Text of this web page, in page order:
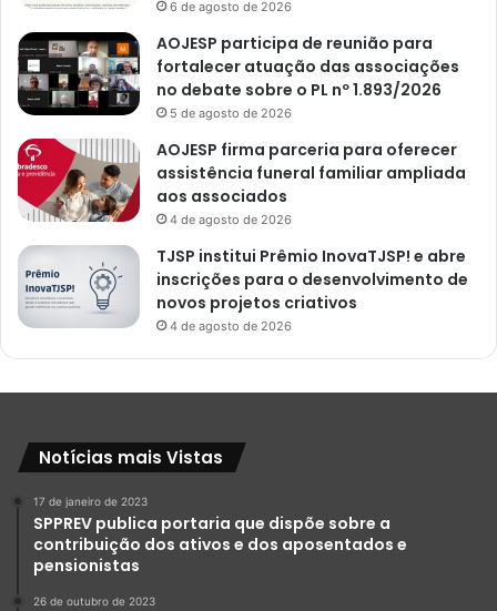
6 de agosto de 2026
AOJESP participa de reunião para
fortalecer atuação das associações
no debate sobre o PL nº 1.893/2026
5 de agosto de 2026
AOJESP firma parceria para oferecer
assistência funeral familiar ampliada
aos associados
4 de agosto de 2026
TJSP institui Prêmio InovaTJSP! e abre
inscrições para o desenvolvimento de
novos projetos criativos
4 de agosto de 2026
Notícias mais Vistas
17 de janeiro de 2023
SPPREV publica portaria que dispõe sobre a
contribuição dos ativos e dos aposentados e
pensionistas
26 de outubro de 2023